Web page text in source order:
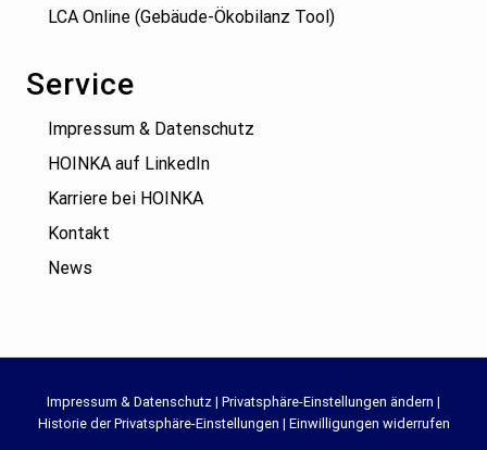
LCA Online (Gebäude-Ökobilanz Tool)
Service
Impressum & Datenschutz
HOINKA auf LinkedIn
Karriere bei HOINKA
Kontakt
News
Site
Impressum & Datenschutz | Privatsphäre-Einstellungen ändern |
Historie der Privatsphäre-Einstellungen | Einwilligungen widerrufen